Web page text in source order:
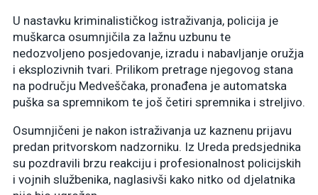
U nastavku kriminalističkog istraživanja, policija je
muškarca osumnjičila za lažnu uzbunu te
nedozvoljeno posjedovanje, izradu i nabavljanje oružja
i eksplozivnih tvari. Prilikom pretrage njegovog stana
na području Medveščaka, pronađena je automatska
puška sa spremnikom te još četiri spremnika i streljivo.
Osumnjičeni je nakon istraživanja uz kaznenu prijavu
predan pritvorskom nadzorniku. Iz Ureda predsjednika
su pozdravili brzu reakciju i profesionalnost policijskih
i vojnih službenika, naglasivši kako nitko od djelatnika